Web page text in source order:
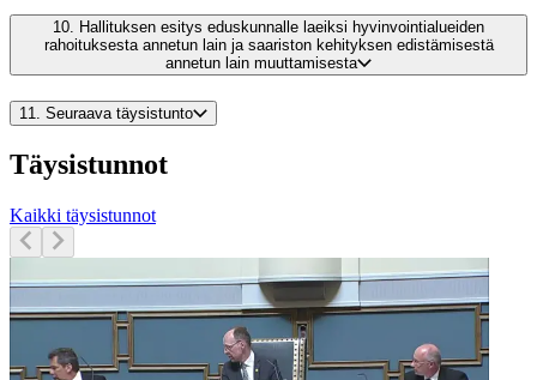
10.
Hallituksen esitys eduskunnalle laeiksi hyvinvointialueiden
rahoituksesta annetun lain ja saariston kehityksen edistämisestä
annetun lain muuttamisesta
11. Seuraava täysistunto
Täysistunnot
Kaikki täysistunnot